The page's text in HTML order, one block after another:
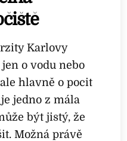
Karlovy
o vodu nebo
hlavně o pocit
jedno z mála
být jistý, že
Možná právě